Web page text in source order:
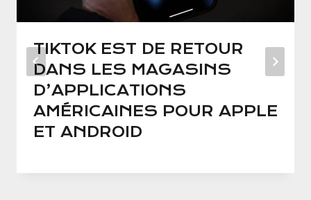
TIKTOK EST DE RETOUR
DANS LES MAGASINS
D’APPLICATIONS
AMÉRICAINES POUR APPLE
ET ANDROID